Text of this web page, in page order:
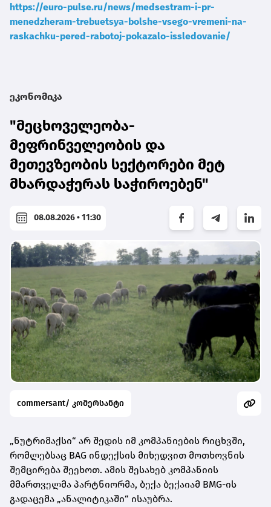
https://euro-pulse.ru/news/medsestram-i-pr-
menedzheram-trebuetsya-bolshe-vsego-vremeni-na-
raskachku-pered-rabotoj-pokazalo-issledovanie/
ეკონომიკა
"მეცხოველეობა-
მეფრინველეობის და
მეთევზეობის სექტორები მეტ
მხარდაჭერას საჭიროებენ"
08.08.2026 • 11:30
commersant/ კომერსანტი
„ნუტრიმაქსი“ არ შედის იმ კომპანიების რიცხვში,
რომლებსაც BAG ინდექსის მიხედვით მოთხოვნის
შემცირება შეეხოთ. ამის შესახებ კომპანიის
მმართველმა პარტნიორმა, ბექა ბექაიამ BMG-ის
გადაცემა „ანალიტიკაში“ ისაუბრა.